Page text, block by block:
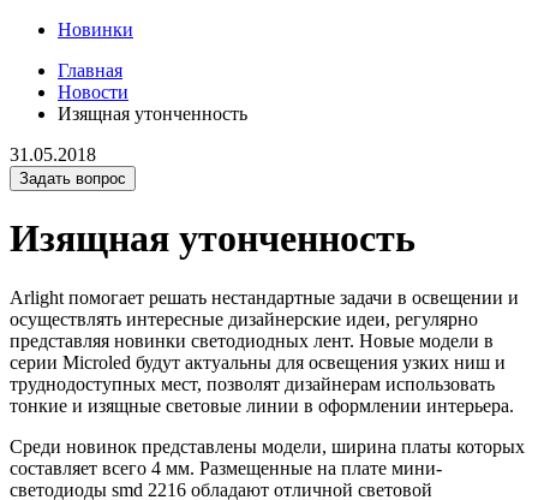
Новинки
Главная
Новости
Изящная утонченность
31.05.2018
Задать вопрос
Изящная утонченность
Arlight помогает решать нестандартные задачи в освещении и
осуществлять интересные дизайнерские идеи, регулярно
представляя новинки светодиодных лент. Новые модели в
серии Microled будут актуальны для освещения узких ниш и
труднодоступных мест, позволят дизайнерам использовать
тонкие и изящные световые линии в оформлении интерьера.
Среди новинок представлены модели, ширина платы которых
составляет всего 4 мм. Размещенные на плате мини-
светодиоды smd 2216 обладают отличной световой